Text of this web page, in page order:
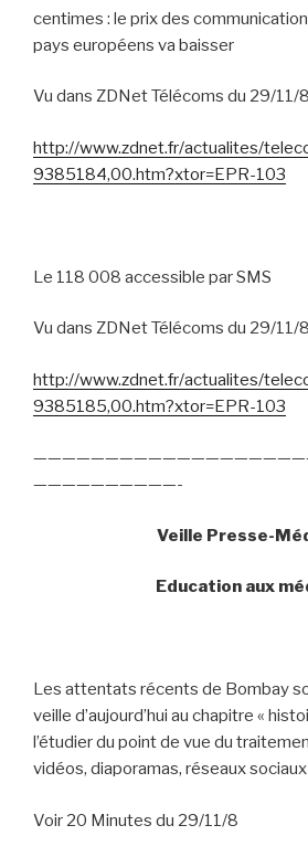
centimes : le prix des
pays européens va baisser
Vu dans ZDNet Télécoms du 29/11/8
http://www.zdnet.fr/actualites/
9385184,00.htm?xtor=EPR-103
Le 118 008 accessible par SMS
Vu dans ZDNet Télécoms du 29/11/8
http://www.zdnet.fr/actualites/
9385185,00.htm?xtor=EPR-103
——————————-
Veille Presse-
Education aux
Les attentats récents de Bombay
veille d’aujourd’hui au chapitre «
l’étudier du point de vue du
vidéos, diaporamas, réseaux
Voir 20 Minutes du 29/11/8